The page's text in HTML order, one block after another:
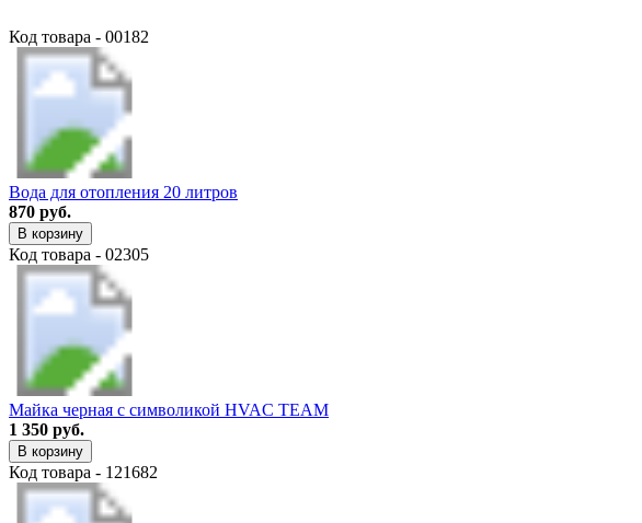
Код товара - 00182
Вода для отопления 20 литров
870 руб.
В корзину
Код товара - 02305
Майка черная с символикой HVAC TEAM
1 350 руб.
В корзину
Код товара - 121682